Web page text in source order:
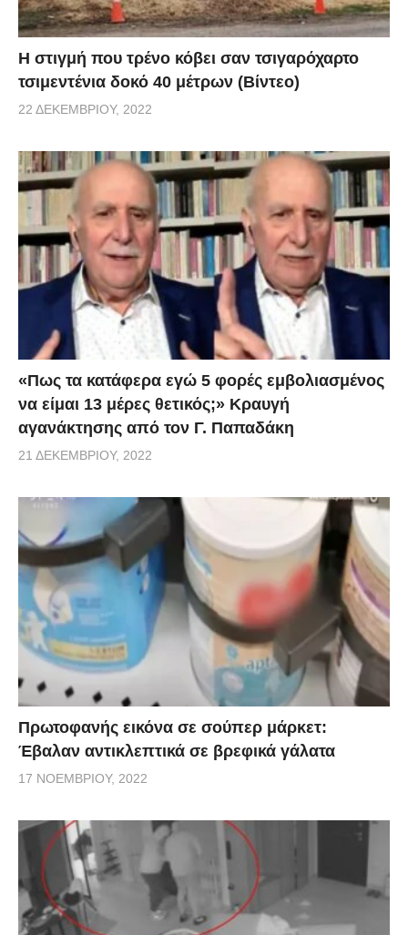
H στιγμή που τρένο κόβει σαν τσιγαρόχαρτο
τσιμεντένια δοκό 40 μέτρων (Βίντεο)
22 ΔΕΚΕΜΒΡΊΟΥ, 2022
«Πως τα κατάφερα εγώ 5 φορές εμβoλιασμένος
να είμαι 13 μέρες θετικός;» Κραυγή
αγανάκτησης από τον Γ. Παπαδάκη
21 ΔΕΚΕΜΒΡΊΟΥ, 2022
Πρωτοφανής εικόνα σε σούπερ μάρκετ:
Έβαλαν αντικλεπτικά σε βρεφικά γάλατα
17 ΝΟΕΜΒΡΊΟΥ, 2022